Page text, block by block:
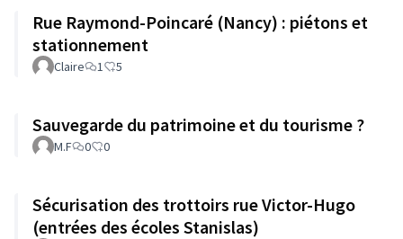
Rue Raymond-Poincaré (Nancy) : piétons et
stationnement
Claire 1 5
Sauvegarde du patrimoine et du tourisme ?
M.F 0 0
Sécurisation des trottoirs rue Victor-Hugo
(entrées des écoles Stanislas)